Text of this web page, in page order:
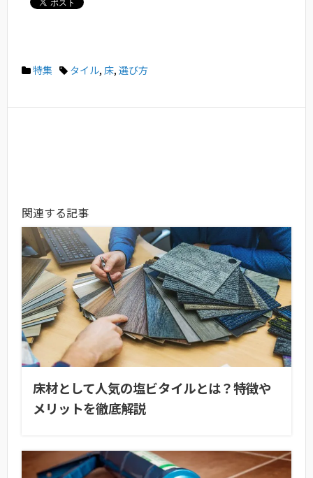
特集 タイル, 床, 選び方
関連する記事
床材として人気の塩ビタイルとは？特徴や
メリットを徹底解説